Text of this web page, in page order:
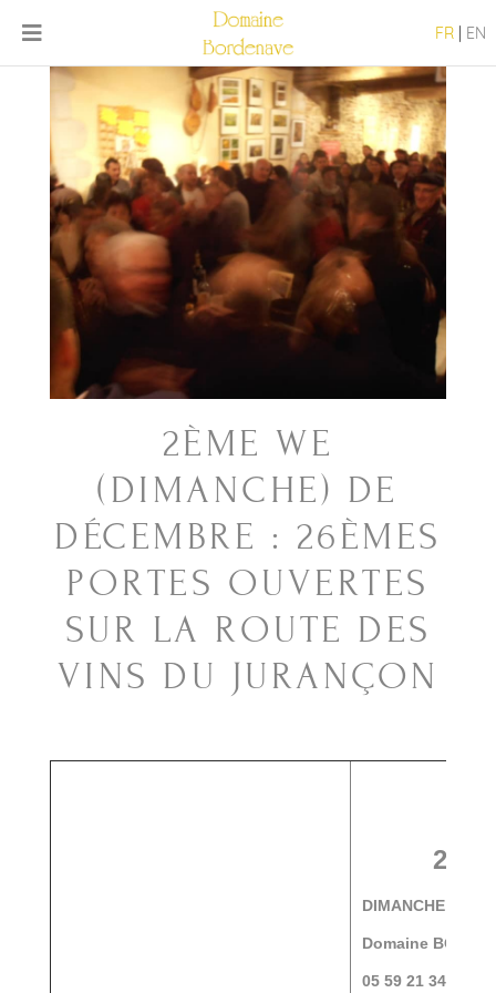
FR EN
2ÈME WE
(DIMANCHE) DE
DÉCEMBRE : 26ÈMES
PORTES OUVERTES
SUR LA ROUTE DES
VINS DU JURANÇON
DIMANCHE 10
Domaine
05 59 21 34 83